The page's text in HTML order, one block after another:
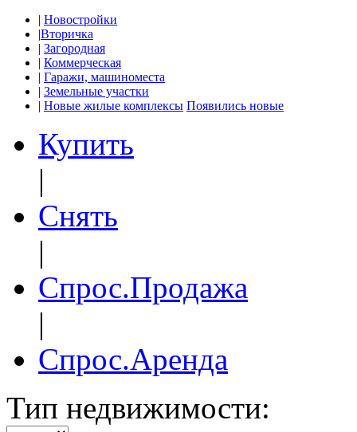
| Новостройки
|Вторичка
| Загородная
| Коммерческая
| Гаражи, машиноместа
| Земельные участки
| Новые жилые комплексы Появились новые
Купить
|
Снять
|
Спрос.Продажа
|
Спрос.Аренда
Тип недвижимости: